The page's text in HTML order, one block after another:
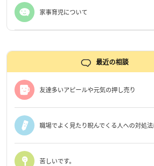
家事育児について
最近の相談
友達多いアピールや元気の押し売り
職場でよく見たり睨んでくる人への対処
苦しいです。